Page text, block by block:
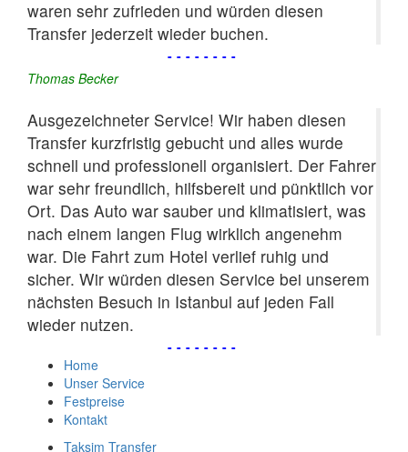
waren sehr zufrieden und würden diesen
Transfer jederzeit wieder buchen.
--------
Thomas Becker
Ausgezeichneter Service! Wir haben diesen
Transfer kurzfristig gebucht und alles wurde
schnell und professionell organisiert. Der Fahrer
war sehr freundlich, hilfsbereit und pünktlich vor
Ort. Das Auto war sauber und klimatisiert, was
nach einem langen Flug wirklich angenehm
war. Die Fahrt zum Hotel verlief ruhig und
sicher. Wir würden diesen Service bei unserem
nächsten Besuch in Istanbul auf jeden Fall
wieder nutzen.
--------
Home
Unser Service
Festpreise
Kontakt
Taksim Transfer